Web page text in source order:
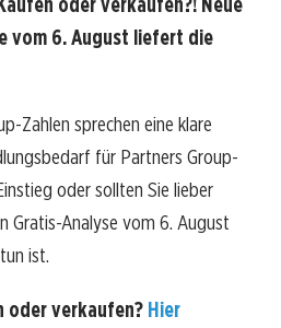
oder verkaufen?! Neue
vom 6. August liefert die
Zahlen sprechen eine klare
für Partners Group-
oder sollten Sie lieber
Gratis-Analyse vom 6. August
ist.
oder verkaufen? Hier